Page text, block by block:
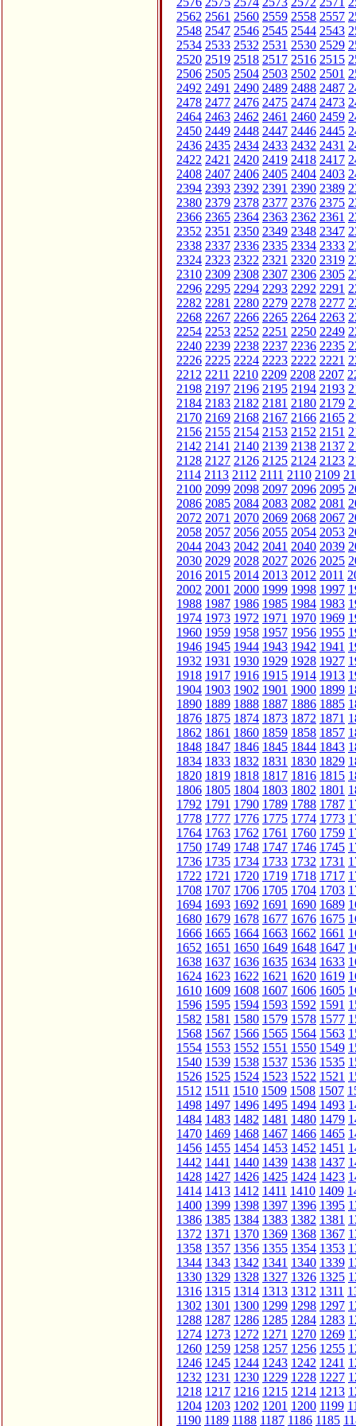
2562 2561 2560 2559 2558 2557
2548 2547 2546 2545 2544 2543
2534 2533 2532 2531 2530 2529
2520 2519 2518 2517 2516 2515
2506 2505 2504 2503 2502 2501
2492 2491 2490 2489 2488 2487
2478 2477 2476 2475 2474 2473
2464 2463 2462 2461 2460 2459
2450 2449 2448 2447 2446 2445
2436 2435 2434 2433 2432 2431
2422 2421 2420 2419 2418 2417
2408 2407 2406 2405 2404 2403
2394 2393 2392 2391 2390 2389
2380 2379 2378 2377 2376 2375
2366 2365 2364 2363 2362 2361
2352 2351 2350 2349 2348 2347
2338 2337 2336 2335 2334 2333
2324 2323 2322 2321 2320 2319
2310 2309 2308 2307 2306 2305
2296 2295 2294 2293 2292 2291
2282 2281 2280 2279 2278 2277
2268 2267 2266 2265 2264 2263
2254 2253 2252 2251 2250 2249
2240 2239 2238 2237 2236 2235
2226 2225 2224 2223 2222 2221
2212 2211 2210 2209 2208 2207
2198 2197 2196 2195 2194 2193
2184 2183 2182 2181 2180 2179
2170 2169 2168 2167 2166 2165
2156 2155 2154 2153 2152 2151
2142 2141 2140 2139 2138 2137
2128 2127 2126 2125 2124 2123
2114 2113 2112 2111 2110 2109
2100 2099 2098 2097 2096 2095
2086 2085 2084 2083 2082 2081
2072 2071 2070 2069 2068 2067
2058 2057 2056 2055 2054 2053
2044 2043 2042 2041 2040 2039
2030 2029 2028 2027 2026 2025
2016 2015 2014 2013 2012 2011
2002 2001 2000 1999 1998 1997
1988 1987 1986 1985 1984 1983
1974 1973 1972 1971 1970 1969
1960 1959 1958 1957 1956 1955
1946 1945 1944 1943 1942 1941
1932 1931 1930 1929 1928 1927
1918 1917 1916 1915 1914 1913
1904 1903 1902 1901 1900 1899
1890 1889 1888 1887 1886 1885
1876 1875 1874 1873 1872 1871
1862 1861 1860 1859 1858 1857
1848 1847 1846 1845 1844 1843
1834 1833 1832 1831 1830 1829
1820 1819 1818 1817 1816 1815
1806 1805 1804 1803 1802 1801
1792 1791 1790 1789 1788 1787
1778 1777 1776 1775 1774 1773
1764 1763 1762 1761 1760 1759
1750 1749 1748 1747 1746 1745
1736 1735 1734 1733 1732 1731
1722 1721 1720 1719 1718 1717
1708 1707 1706 1705 1704 1703
1694 1693 1692 1691 1690 1689
1680 1679 1678 1677 1676 1675
1666 1665 1664 1663 1662 1661
1652 1651 1650 1649 1648 1647
1638 1637 1636 1635 1634 1633
1624 1623 1622 1621 1620 1619
1610 1609 1608 1607 1606 1605
1596 1595 1594 1593 1592 1591
1582 1581 1580 1579 1578 1577
1568 1567 1566 1565 1564 1563
1554 1553 1552 1551 1550 1549
1540 1539 1538 1537 1536 1535
1526 1525 1524 1523 1522 1521
1512 1511 1510 1509 1508 1507
1498 1497 1496 1495 1494 1493
1484 1483 1482 1481 1480 1479
1470 1469 1468 1467 1466 1465
1456 1455 1454 1453 1452 1451
1442 1441 1440 1439 1438 1437
1428 1427 1426 1425 1424 1423
1414 1413 1412 1411 1410 1409
1400 1399 1398 1397 1396 1395
1386 1385 1384 1383 1382 1381
1372 1371 1370 1369 1368 1367
1358 1357 1356 1355 1354 1353
1344 1343 1342 1341 1340 1339
1330 1329 1328 1327 1326 1325
1316 1315 1314 1313 1312 1311
1302 1301 1300 1299 1298 1297
1288 1287 1286 1285 1284 1283
1274 1273 1272 1271 1270 1269
1260 1259 1258 1257 1256 1255
1246 1245 1244 1243 1242 1241
1232 1231 1230 1229 1228 1227
1218 1217 1216 1215 1214 1213
1204 1203 1202 1201 1200 1199
1190 1189 1188 1187 1186 1185